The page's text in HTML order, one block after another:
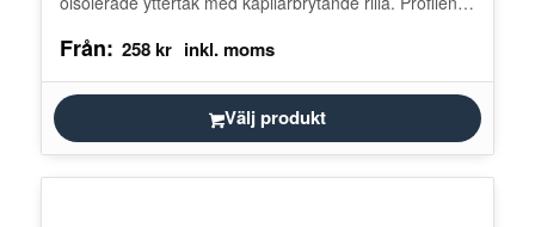
Från: 258kr
Välj produkt